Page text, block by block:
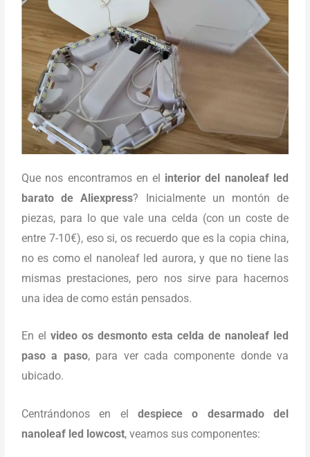
Que nos encontramos en el interior del nanoleaf led
barato de Aliexpress? Inicialmente un montón de
piezas, para lo que vale una celda (con un coste de
entre 7-10€), eso si, os recuerdo que es la copia china,
no es como el nanoleaf led aurora, y que no tiene las
mismas prestaciones, pero nos sirve para hacernos
una idea de como están pensados.
En elvideo os desmonto esta celda de nanoleaf led
paso a paso, para ver cada componente donde va
ubicado.
Centrándonos en el despiece o desarmado del
nanoleaf led lowcost, veamos sus componentes: